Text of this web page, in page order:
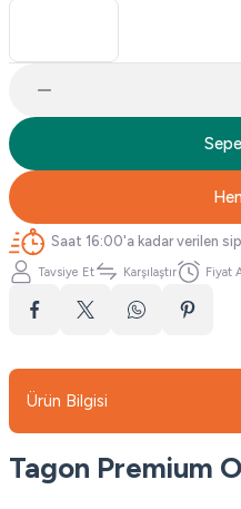
Saat 16:00'a kadar verilen
Tavsiye Et Karşılaştır Fiyat
Ürün Bilgisi
Tagon Premium